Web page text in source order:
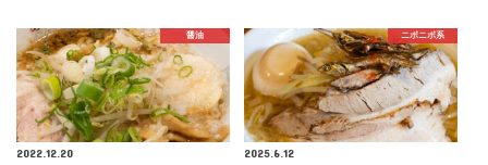
醤油
2022.12.20
ニボニボ系
2025.6.12